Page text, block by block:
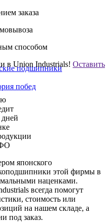
подшипники
побед
заказа
способом
в Union Industrials! Оставить
дней
японского
этой фирмы в
наценками.
всегда помогут
стоимость или
на нашем складе, а
под заказ.